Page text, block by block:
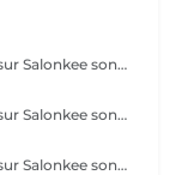
Veuillez prendre note que les prix indiqués sur Salonkee sont communiqués à titre informatif et s'entendent de base. Ces derniers sont susceptibles de varier selon le diagnostic réalisé à votre arrivée au salon et l'expertise du professionnel à qui vous confiez votre beauté. Dans tous les cas, un devis précis vous sera proposé et toutes réalisations de prestations seront effectuées avec votre accord. Un grand merci d'avance pour votre compréhension. Au plaisir de vous recevoir très vite.
Veuillez prendre note que les prix indiqués sur Salonkee sont communiqués à titre informatif et s'entendent de base. Ces derniers sont susceptibles de varier selon le diagnostic réalisé à votre arrivée au salon et l'expertise du professionnel à qui vous confiez votre beauté. Dans tous les cas, un devis précis vous sera proposé et toutes réalisations de prestations seront effectuées avec votre accord. Un grand merci d'avance pour votre compréhension. Au plaisir de vous recevoir très vite.
Veuillez prendre note que les prix indiqués sur Salonkee sont communiqués à titre informatif et s'entendent de base. Ces derniers sont susceptibles de varier selon le diagnostic réalisé à votre arrivée au salon et l'expertise du professionnel à qui vous confiez votre beauté. Dans tous les cas, un devis précis vous sera proposé et toutes réalisations de prestations seront effectuées avec votre accord. Un grand merci d'avance pour votre compréhension. Au plaisir de vous recevoir très vite.